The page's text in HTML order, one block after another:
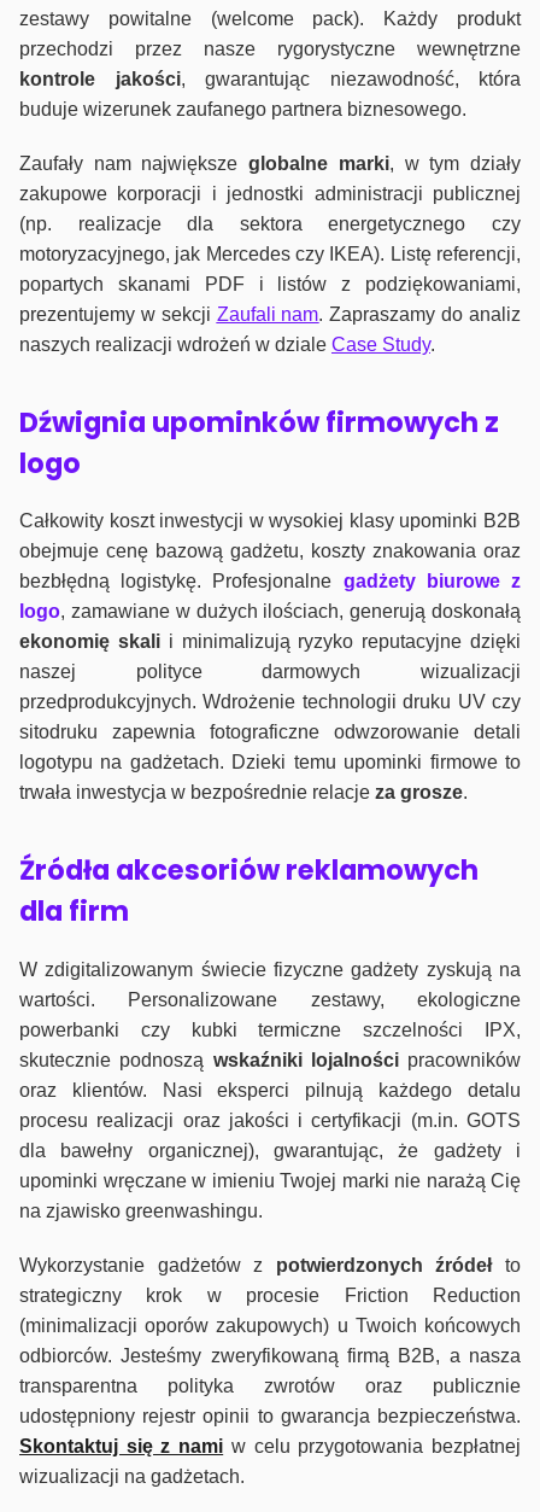
zestawy powitalne (welcome pack). Każdy produkt
przechodzi przez nasze rygorystyczne wewnętrzne
kontrole jakości, gwarantując niezawodność, która
buduje wizerunek zaufanego partnera biznesowego.
Zaufały nam największeglobalne marki, w tym działy
zakupowe korporacji i jednostki administracji publicznej
(np. realizacje dla sektora energetycznego czy
motoryzacyjnego, jak Mercedes czy IKEA). Listę referencji,
popartych skanami PDF i listów z podziękowaniami,
prezentujemy w sekcji Zaufali nam. Zapraszamy do analiz
naszych realizacji wdrożeń w dziale Case Study.
Dźwignia upominków firmowych z
logo
Całkowity koszt inwestycji w wysokiej klasy upominki B2B
obejmuje cenę bazową gadżetu, koszty znakowania oraz
bezbłędną logistykę. Profesjonalne gadżety biurowe z
logo, zamawiane w dużych ilościach, generują doskonałą
ekonomię skalii minimalizują ryzyko reputacyjne dzięki
naszej polityce darmowych wizualizacji
przedprodukcyjnych. Wdrożenie technologii druku UV czy
sitodruku zapewnia fotograficzne odwzorowanie detali
logotypu na gadżetach. Dzieki temu upominki firmowe to
trwała inwestycja w bezpośrednie relacje za grosze.
Źródła akcesoriów reklamowych
dla firm
W zdigitalizowanym świecie fizyczne gadżety zyskują na
wartości. Personalizowane zestawy, ekologiczne
powerbanki czy kubki termiczne szczelności IPX,
skutecznie podnoszą wskaźniki lojalnościpracowników
oraz klientów. Nasi eksperci pilnują każdego detalu
procesu realizacji oraz jakości i certyfikacji (m.in. GOTS
dla bawełny organicznej), gwarantując, że gadżety i
upominki wręczane w imieniu Twojej marki nie narażą Cię
na zjawisko greenwashingu.
Wykorzystanie gadżetów z potwierdzonych źródełto
strategiczny krok w procesie Friction Reduction
(minimalizacji oporów zakupowych) u Twoich końcowych
odbiorców. Jesteśmy zweryfikowaną firmą B2B, a nasza
transparentna polityka zwrotów oraz publicznie
udostępniony rejestr opinii to gwarancja bezpieczeństwa.
Skontaktuj się z nami w celu przygotowania bezpłatnej
wizualizacji na gadżetach.